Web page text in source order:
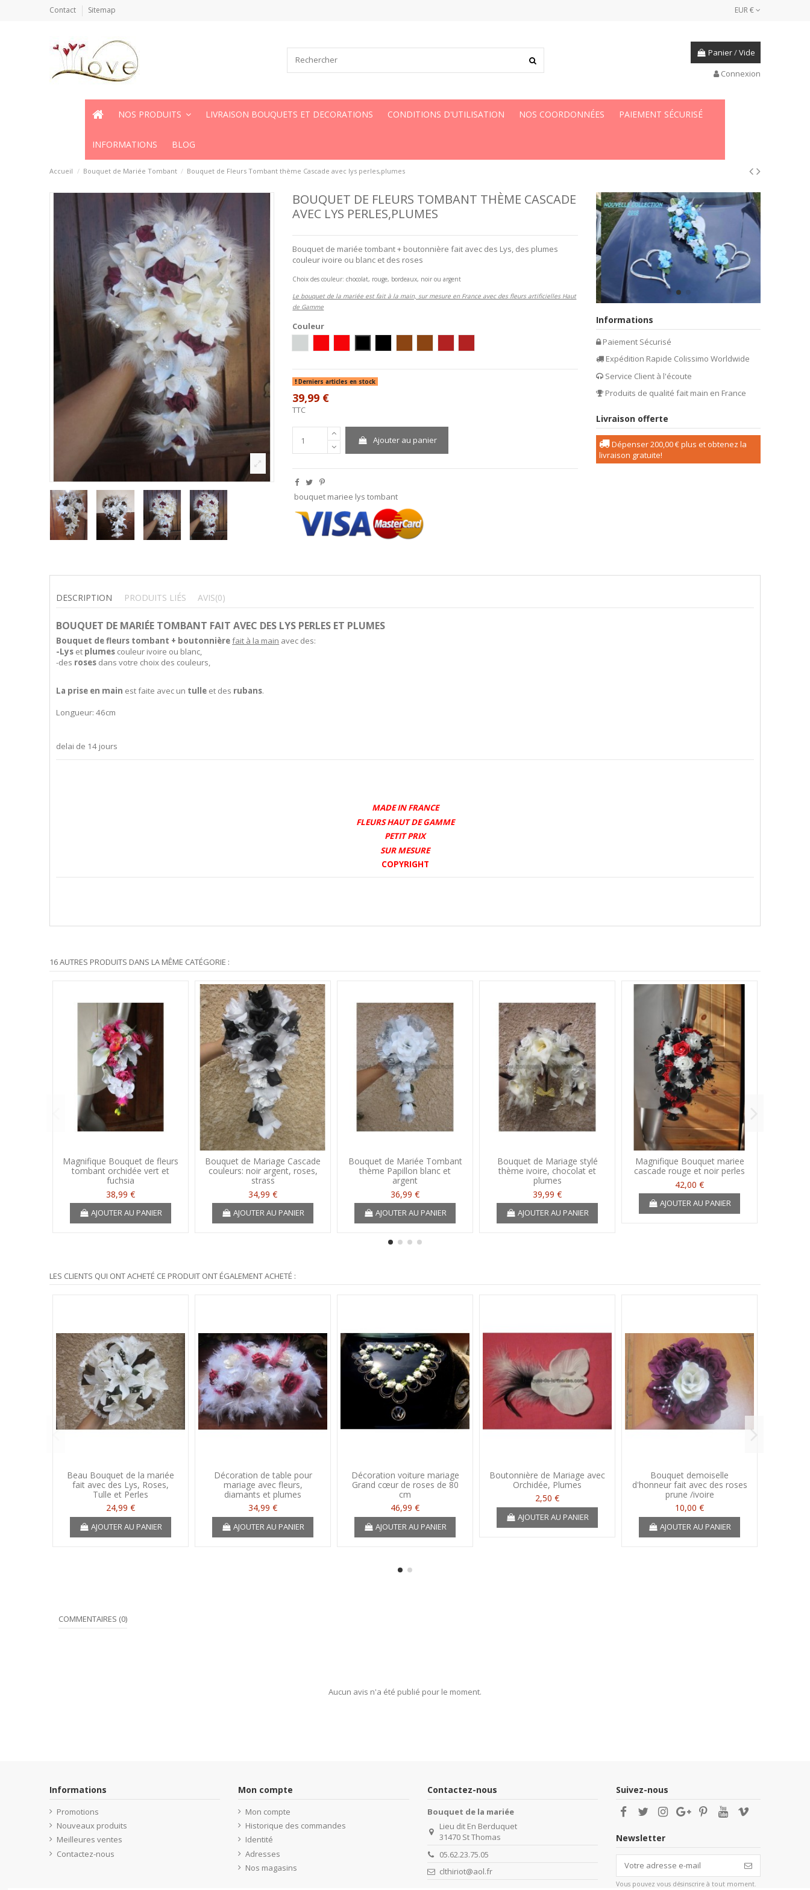
Contact Sitemap EUR €
Panier/Vide
Connexion
NOS PRODUITS LIVRAISON BOUQUETS ET DECORATIONS CONDITIONS D'UTILISATION NOS COORDONNÉES PAIEMENT SÉCURISÉ
INFORMATIONS BLOG
Accueil Bouquet de Mariée Tombant Bouquet de Fleurs Tombant thème Cascade avec lys perles,plumes
BOUQUET DE FLEURS TOMBANT THÈME CASCADE
AVEC LYS PERLES,PLUMES
Bouquet de mariée tombant + boutonnière fait avec des Lys, des plumes
couleur ivoire ou blanc et des roses
Choix des couleur: chocolat, rouge, bordeaux, noir ou argent
Le bouquet de la mariée est fait à la main, sur mesure en France avec des fleurs artificielles Haut
de Gamme
Couleur
Derniers articles en stock
39,99 €
TTC
Ajouter au panier
bouquet mariee lys tombant
Informations
Paiement Sécurisé
Expédition Rapide Colissimo Worldwide
Service Client à l'écoute
Produits de qualité fait main en France
Livraison offerte
Dépenser200,00 €plus et obtenez la
livraison gratuite!
DESCRIPTION PRODUITS LIÉS AVIS(0)
BOUQUET DE MARIÉE TOMBANT FAIT AVEC DES LYS PERLES ET PLUMES
Bouquet de fleurs tombant + boutonnièrefait à la main avec des:
-Lys et plumes couleur ivoire ou blanc,
-des roses dans votre choix des couleurs,
La prise en main est faite avec un tulle et des rubans.
Longueur: 46cm
delai de 14 jours
MADE IN FRANCE
FLEURS HAUT DE GAMME
PETIT PRIX
SUR MESURE
COPYRIGHT
16 AUTRES PRODUITS DANS LA MÊME CATÉGORIE :
Magnifique Bouquet de fleurs
tombant orchidée vert et
fuchsia
38,99 €
AJOUTER AU PANIER
Bouquet de Mariage Cascade
couleurs: noir argent, roses,
strass
34,99 €
AJOUTER AU PANIER
Bouquet de Mariée Tombant
thème Papillon blanc et
argent
36,99 €
AJOUTER AU PANIER
Bouquet de Mariage stylé
thème ivoire, chocolat et
plumes
39,99 €
AJOUTER AU PANIER
Magnifique Bouquet mariee
cascade rouge et noir perles
42,00 €
AJOUTER AU PANIER
LES CLIENTS QUI ONT ACHETÉ CE PRODUIT ONT ÉGALEMENT ACHETÉ :
Beau Bouquet de la mariée
fait avec des Lys, Roses,
Tulle et Perles
24,99 €
AJOUTER AU PANIER
Décoration de table pour
mariage avec fleurs,
diamants et plumes
34,99 €
AJOUTER AU PANIER
Décoration voiture mariage
Grand cœur de roses de 80
cm
46,99 €
AJOUTER AU PANIER
Boutonnière de Mariage avec
Orchidée, Plumes
2,50 €
AJOUTER AU PANIER
Bouquet demoiselle
d'honneur fait avec des roses
prune /ivoire
10,00 €
AJOUTER AU PANIER
COMMENTAIRES (0)
Aucun avis n'a été publié pour le moment.
Informations
Promotions
Nouveaux produits
Meilleures ventes
Contactez-nous
Mon compte
Mon compte
Historique des commandes
Identité
Adresses
Nos magasins
Contactez-nous
Bouquet de la mariée
Lieu dit En Berduquet
31470 St Thomas
05.62.23.75.05
clthiriot@aol.fr
Suivez-nous
Newsletter
Vous pouvez vous désinscrire à tout moment.